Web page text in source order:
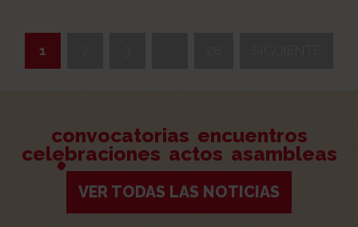
1
convocatorias encuentros
celebraciones actos asambleas
VER TODAS LAS NOTICIAS